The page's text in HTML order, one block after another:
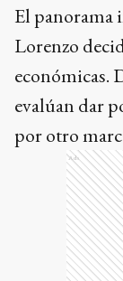
El panorama
Lorenzo
económicas.
evalúan dar
por otro
Ads